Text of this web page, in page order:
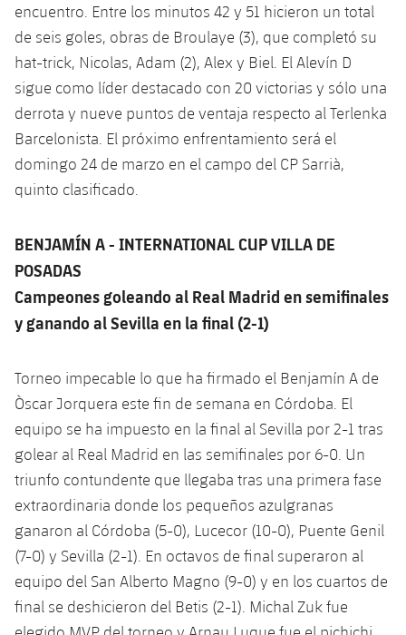
encuentro. Entre los minutos 42 y 51 hicieron un total
de seis goles, obras de Broulaye (3), que completó su
hat-trick, Nicolas, Adam (2), Alex y Biel. El Alevín D
sigue como líder destacado con 20 victorias y sólo una
derrota y nueve puntos de ventaja respecto al Terlenka
Barcelonista. El próximo enfrentamiento será el
domingo 24 de marzo en el campo del CP Sarrià,
quinto clasificado.
BENJAMÍN A - INTERNATIONAL CUP VILLA DE
POSADAS
Campeones goleando al Real Madrid en semifinales
y ganando al Sevilla en la final (2-1)
Torneo impecable lo que ha firmado el Benjamín A de
Òscar Jorquera este fin de semana en Córdoba. El
equipo se ha impuesto en la final al Sevilla por 2-1 tras
golear al Real Madrid en las semifinales por 6-0. Un
triunfo contundente que llegaba tras una primera fase
extraordinaria donde los pequeños azulgranas
ganaron al Córdoba (5-0), Lucecor (10-0), Puente Genil
(7-0) y Sevilla (2-1). En octavos de final superaron al
equipo del San Alberto Magno (9-0) y en los cuartos de
final se deshicieron del Betis (2-1). Michal Zuk fue